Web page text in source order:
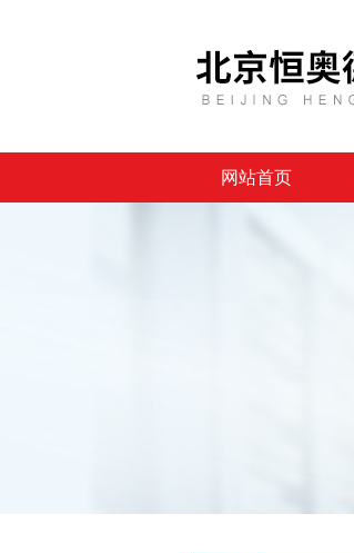
网站首页